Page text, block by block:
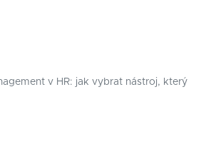
v HR: jak vybrat nástroj, který